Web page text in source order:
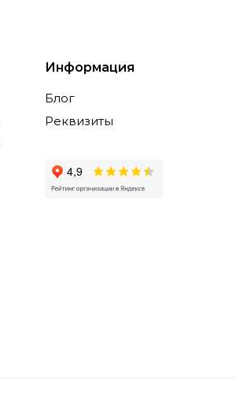
Информация
Блог
Реквизиты